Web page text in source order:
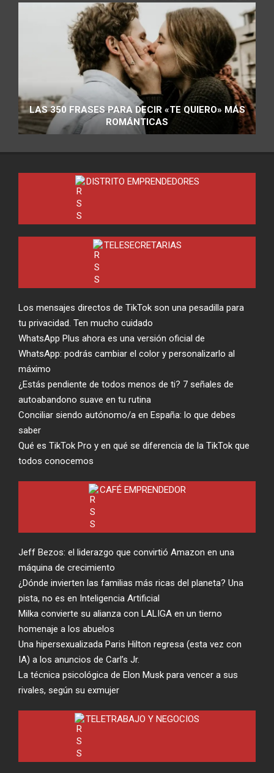
LAS 350 FRASES PARA DECIR «TE QUIERO» MÁS
ROMÁNTICAS
DISTRITO EMPRENDEDORES
TELESECRETARIAS
Los mensajes directos de TikTok son una pesadilla para
tu privacidad. Ten mucho cuidado
WhatsApp Plus ahora es una versión oficial de
WhatsApp: podrás cambiar el color y personalizarlo al
máximo
¿Estás pendiente de todos menos de ti? 7 señales de
autoabandono suave en tu rutina
Conciliar siendo autónomo/a en España: lo que debes
saber
Qué es TikTok Pro y en qué se diferencia de la TikTok que
todos conocemos
CAFÉ EMPRENDEDOR
Jeff Bezos: el liderazgo que convirtió Amazon en una
máquina de crecimiento
¿Dónde invierten las familias más ricas del planeta? Una
pista, no es en Inteligencia Artificial
Milka convierte su alianza con LALIGA en un tierno
homenaje a los abuelos
Una hipersexualizada Paris Hilton regresa (esta vez con
IA) a los anuncios de Carl’s Jr.
La técnica psicológica de Elon Musk para vencer a sus
rivales, según su exmujer
TELETRABAJO Y NEGOCIOS